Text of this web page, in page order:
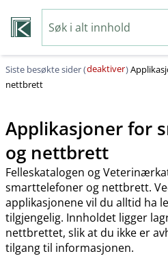
Siste besøkte sider (deaktiver)
nettbrett
Applikasjoner for
og nettbrett
Felleskatalogen og
smarttelefoner og nettbrett.
applikasjonene vil du alltid ha
tilgjengelig. Innholdet ligger
nettbrettet, slik at du ikke er
tilgang til informasjonen.